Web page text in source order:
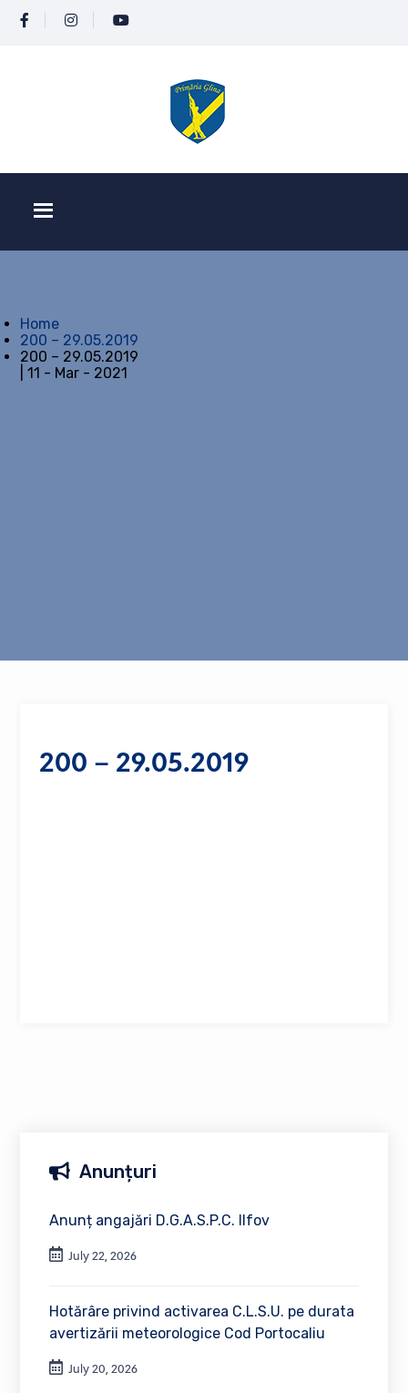
Home
200 – 29.05.2019
200 – 29.05.2019
| 11 - Mar - 2021
200 – 29.05.2019
Anunțuri
Anunț angajări D.G.A.S.P.C. Ilfov
July 22, 2026
Hotărâre privind activarea C.L.S.U. pe durata
avertizării meteorologice Cod Portocaliu
July 20, 2026